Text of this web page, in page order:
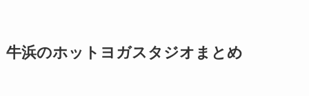
牛浜のホットヨガスタジオまとめ